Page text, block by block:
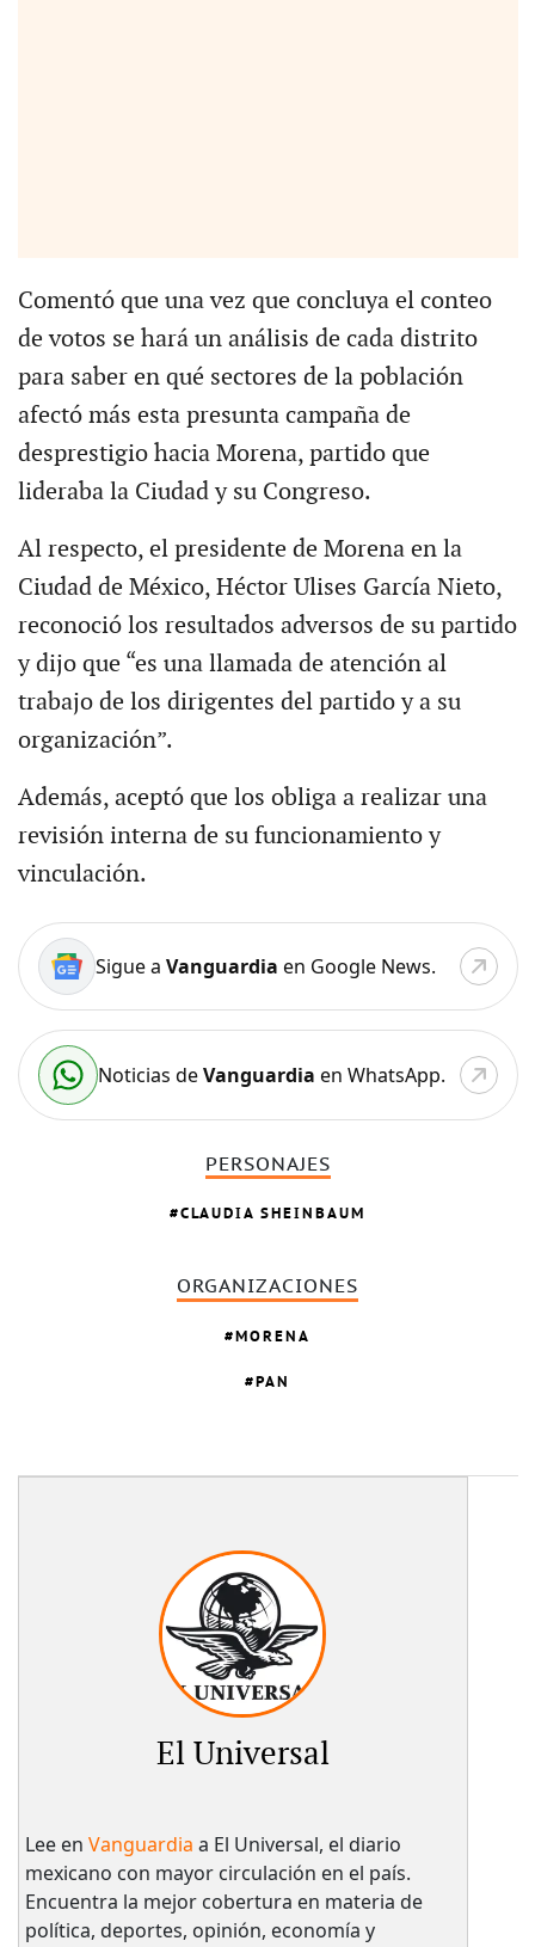
Comentó que una vez que concluya el conteo
de votos se hará un análisis de cada distrito
para saber en qué sectores de la población
afectó más esta presunta campaña de
desprestigio hacia Morena, partido que
lideraba la Ciudad y su Congreso.
Al respecto, el presidente de Morena en la
Ciudad de México, Héctor Ulises García Nieto,
reconoció los resultados adversos de su partido
y dijo que “es una llamada de atención al
trabajo de los dirigentes del partido y a su
organización”.
Además, aceptó que los obliga a realizar una
revisión interna de su funcionamiento y
vinculación.
Sigue a Vanguardia en Google News.
Noticias deVanguardia en WhatsApp.
PERSONAJES
CLAUDIA SHEINBAUM
ORGANIZACIONES
MORENA
PAN
El Universal
Lee en Vanguardia a El Universal, el diario
mexicano con mayor circulación en el país.​
Encuentra la mejor cobertura en materia de
política, deportes, opinión, economía y